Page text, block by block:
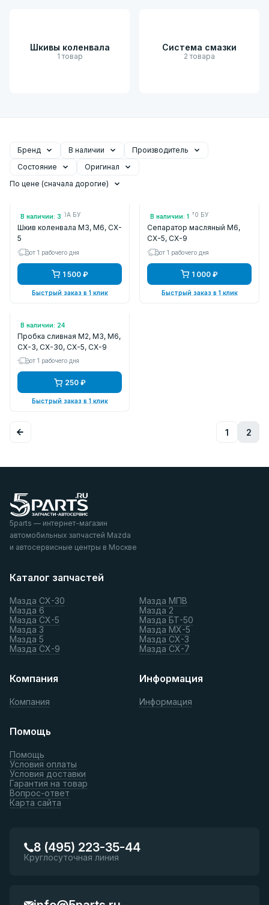
Шкивы коленвала
1 товар
Система смазки
2 товара
Бренд В наличии
Производитель
Состояние
Оригинал
По цене (сначала дорогие)
В наличии: 3
Арт.: SH0111400A БУ
Шкив коленвала M3, M6, CX-
5
от 1 рабочего дня
1 500 ₽
Быстрый заказ в 1 клик
В наличии: 1
Арт.: PY8W13570 БУ
Сепаратор масляный M6,
CX-5, CX-9
от 1 рабочего дня
1 000 ₽
Быстрый заказ в 1 клик
В наличии: 24
Арт.: PE0210404
Пробка сливная M2, M3, M6,
CX-3, CX-30, CX-5, CX-9
от 1 рабочего дня
250 ₽
Быстрый заказ в 1 клик
1 2
5parts — интернет-магазин
автомобильных запчастей Mazda
и автосервисные центры в Москве
Каталог запчастей
Мазда СХ-30
Мазда 6
Мазда СХ-5
Мазда 3
Мазда 5
Мазда СХ-9
Мазда МПВ
Мазда 2
Мазда БТ-50
Мазда МХ-5
Мазда СХ-3
Мазда СХ-7
Компания
Компания
Информация
Информация
Помощь
Помощь
Условия оплаты
Условия доставки
Гарантия на товар
Вопрос-ответ
Карта сайта
8 (495) 223-35-44
Круглосуточная линия